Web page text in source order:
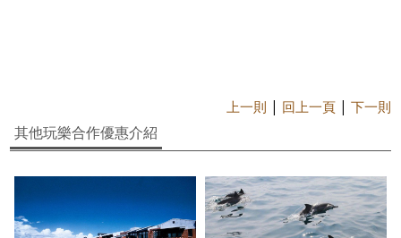
上一則 | 回上一頁| 下一則
其他玩樂合作優惠介紹